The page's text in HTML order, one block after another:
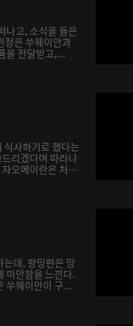
나고, 소식을 들은
정은 쑤웨이안과
을 전달받고,...
식사하기로 했다는
리겠다며 따라나
오메이란은 처
는데, 팡밍판은 망
미안함을 느낀다.
쑤웨이안이 구...